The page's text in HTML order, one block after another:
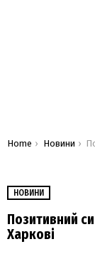
You are here:
Home Новини
НОВИНИ
Позитивний
Харкові